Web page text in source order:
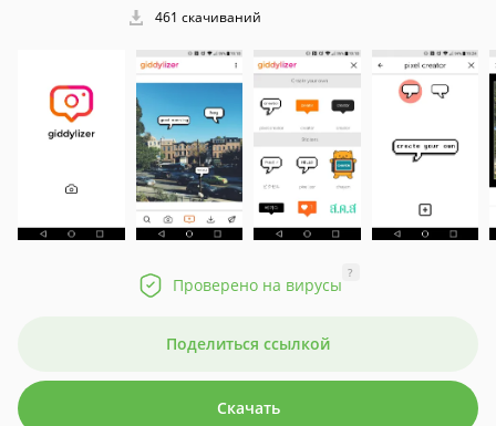
461 скачиваний
Проверено на вирусы
?
Поделиться ссылкой
Скачать